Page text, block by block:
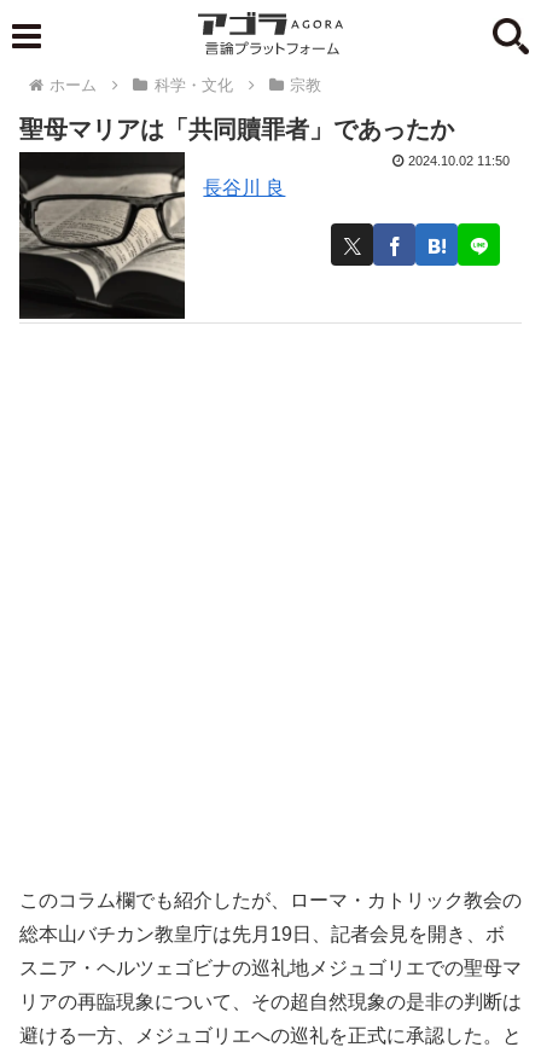
ホーム 科学・文化 宗教
聖母マリアは「共同贖罪者」であったか
長谷川 良
2024.10.02 11:50
このコラム欄でも紹介したが、ローマ・カトリック教会の
総本山バチカン教皇庁は先月19日、記者会見を開き、ボ
スニア・ヘルツェゴビナの巡礼地メジュゴリエでの聖母マ
リアの再臨現象について、その超自然現象の是非の判断は
避ける一方、メジュゴリエへの巡礼を正式に承認した。と